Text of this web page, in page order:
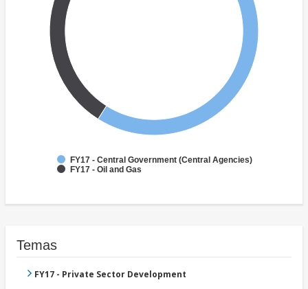
FY17 - Central Government (Central Agencies)
FY17 - Oil and Gas
Temas
FY17 - Private Sector Development